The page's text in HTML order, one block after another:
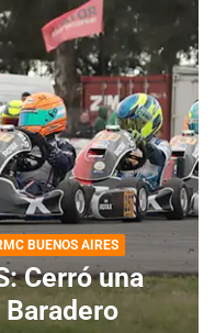
BUENOS AIRES
Cerró una